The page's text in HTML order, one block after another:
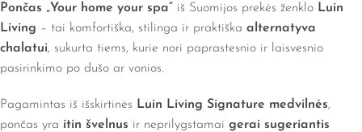
Pončas „Your home your spa“ iš Suomijos prekės ženklo Luin
Living – tai komfortiška, stilinga ir praktiška alternatyva
chalatui, sukurta tiems, kurie nori paprastesnio ir laisvesnio
pasirinkimo po dušo ar vonios.
Pagamintas iš išskirtinės Luin Living Signature medvilnės,
pončas yra itin švelnus ir neprilygstamai gerai sugeriantis